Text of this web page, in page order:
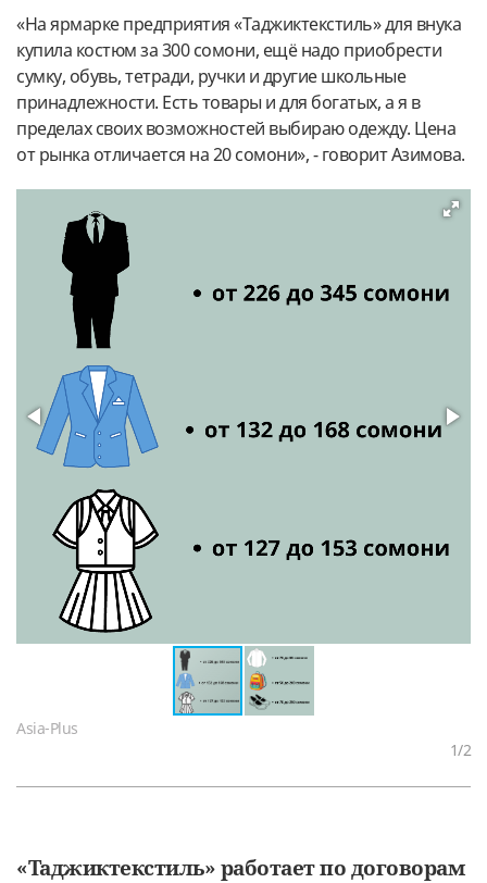
«На ярмарке предприятия «Таджиктекстиль» для внука
купила костюм за 300 сомони, ещё надо приобрести
сумку, обувь, тетради, ручки и другие школьные
принадлежности. Есть товары и для богатых, а я в
пределах своих возможностей выбираю одежду. Цена
от рынка отличается на 20 сомони», - говорит Азимова.
Asia-Plus
1/2
«Таджиктекстиль» работает по договорам